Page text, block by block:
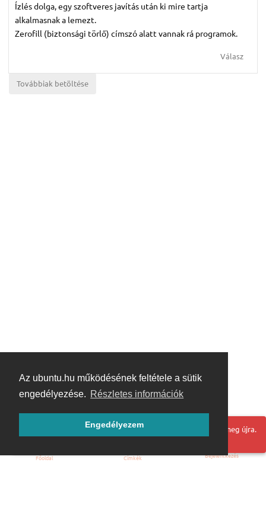
Az ubuntu.hu működésének feltétele a sütik
engedélyezése. Részletes információk
Engedélyezem
Ízlés dolga, egy szoftveres javítás után ki mire tartja
alkalmasnak a lemezt.
Zerofill (biztonsági törlő) címszó alatt vannak rá programok.
Válasz
Továbbiak betöltése
Hoppá! Valami hiba történt. Frissítse az oldalt és próbálja meg újra.
Főoldal Címkék Bejelentkezés